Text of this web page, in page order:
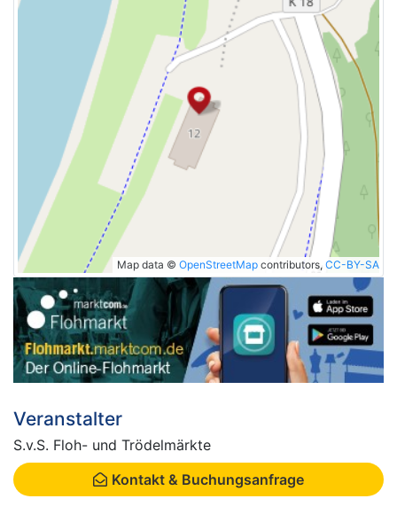
Map data © OpenStreetMap contributors, CC-BY-SA
Veranstalter
S.v.S. Floh- und Trödelmärkte
Kontakt & Buchungsanfrage